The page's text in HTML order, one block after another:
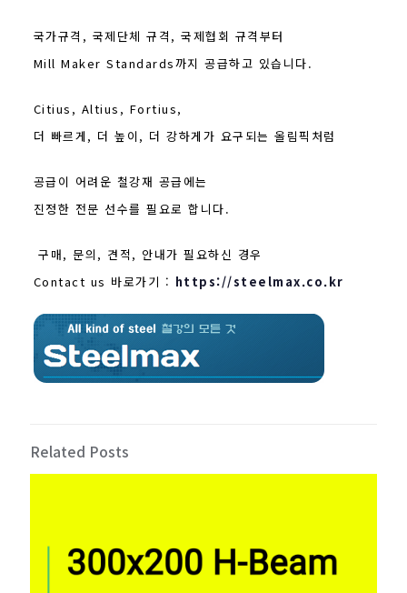
국가규격, 국제단체 규격, 국제협회 규격부터
Mill Maker Standards까지 공급하고 있습니다.
Citius, Altius, Fortius,
더 빠르게, 더 높이, 더 강하게가 요구되는 올림픽처럼
공급이 어려운 철강재 공급에는
진정한 전문 선수를 필요로 합니다.
구매, 문의, 견적, 안내가 필요하신 경우
Contact us 바로가기 : https://steelmax.co.kr
Related Posts